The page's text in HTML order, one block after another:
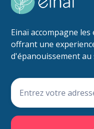
Einaï accompagne
offrant une
d'épanouissement au